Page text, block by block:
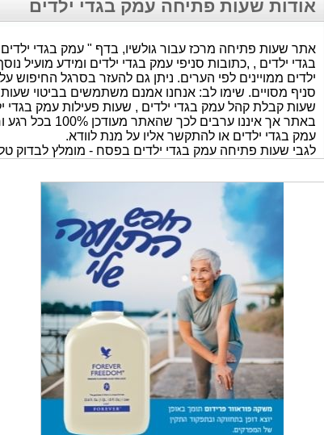
אודות שעות פתיחה עמק בגדי ילדים
אתר שעות פתיחה מרכז עבור גולשיו, בדף " עמק בגדי
בגדי ילדים , ,כתובות סניפי עמק בגדי ילדים ומידע
ילדים ממויינים לפי הערים. ניתן גם להעזר בסרגל
סניף מסויים. שימו לב: אנחנו אמנם משתמשים בביטוי
שעות קבלת קהל עמק בגדי ילדים , שעות פעילות עמק בגדי
באתר אך איננו
עמק בגדי ילדים או להתקשר אליו על מנת לוודא.
לגבי שעות פתיחה עמק בגדי ילדים בפסח - מומלץ לבדוק